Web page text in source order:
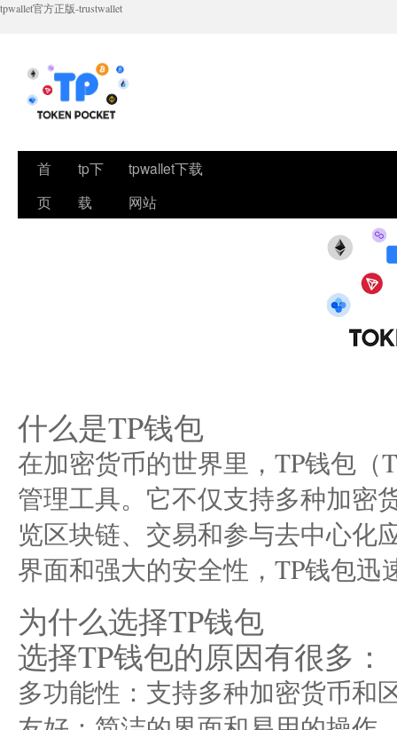
tpwallet官方正版-trustwallet
首
页
tp下
载
tpwallet下载
网站
什么是TP钱包
在加密货币的世界里，TP钱包（
管理工具。它不仅支持多种加密
览区块链、交易和参与去中心化
界面和强大的安全性，TP钱包
为什么选择TP钱包
选择TP钱包的原因有很多：
多功能性：支持多种加密货币和